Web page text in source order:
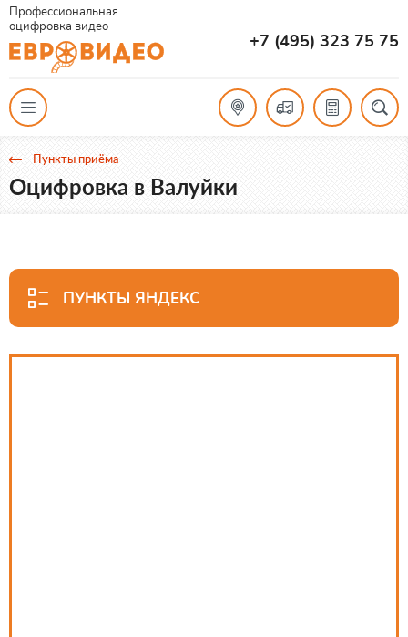
Профессиональная
оцифровка видео
+7 (495) 323 75 75
Пункты приёма
Оцифровка в Валуйки
ПУНКТЫ ЯНДЕКС